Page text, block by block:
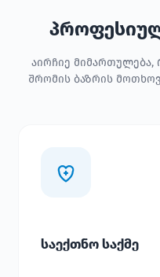
აირჩიე
შრომის ბაზრის
საექთნო საქმე